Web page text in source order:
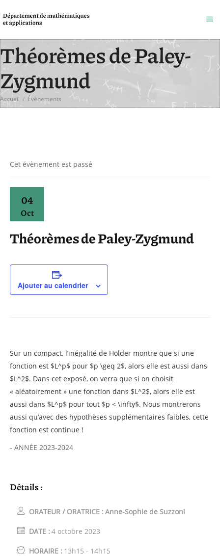
Théorèmes de Paley-
Zygmund
Accueil / Évènements
Cet évènement est passé
04
Oct
Théorèmes de Paley-Zygmund
Ajouter au calendrier
Sur un compact, l’inégalité de Hölder montre que si une
fonction est $L^p$ pour $p \geq 2$, alors elle est aussi dans
$L^2$. Dans cet exposé, on verra que si on choisit
« aléatoirement » une fonction dans $L^2$, alors elle est
aussi dans $L^p$ pour tout $p < \infty$. Nous montrerons
aussi qu’avec des hypothèses supplémentaires faibles, cette
fonction est continue !
- ANNÉE 2023-2024
Détails :
ORATEUR / ORATRICE : Anne-Sophie de Suzzoni
DATE : 4 octobre 2023
HORAIRE : 13h15 - 14h15